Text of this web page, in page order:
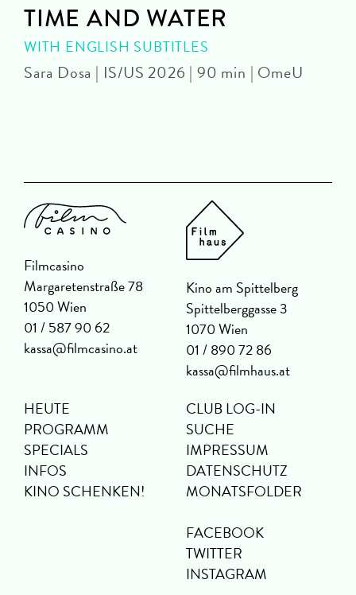
TIME AND WATER
WITH ENGLISH SUBTITLES
Sara Dosa | IS/US 2026 | 90 min | OmeU
Filmcasino
Margaretenstraße 78
1050 Wien
01 / 587 90 62
kassa@filmcasino.at
Kino am Spittelberg
Spittelberggasse 3
1070 Wien
01 / 890 72 86
kassa@filmhaus.at
HEUTE
PROGRAMM
SPECIALS
INFOS
KINO SCHENKEN!
CLUB LOG-IN
SUCHE
IMPRESSUM
DATENSCHUTZ
MONATSFOLDER
FACEBOOK
TWITTER
INSTAGRAM